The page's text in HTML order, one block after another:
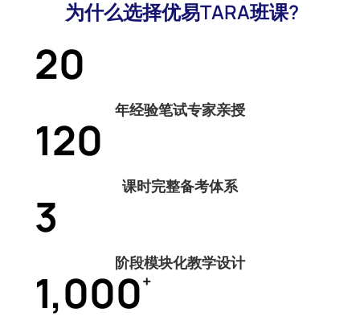
为什么选择优易TARA班课?
20
年经验笔试专家亲授
120
课时完整备考体系
3
阶段模块化教学设计
1,000+